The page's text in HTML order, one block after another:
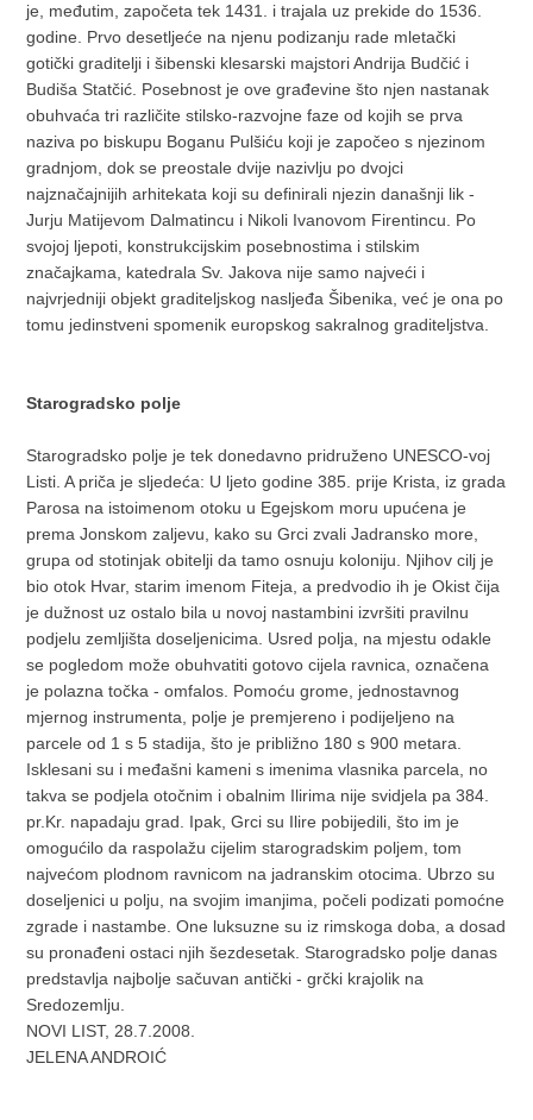
je, međutim, započeta tek 1431. i trajala uz prekide do 1536.
godine. Prvo desetljeće na njenu podizanju rade mletački
gotički graditelji i šibenski klesarski majstori Andrija Budčić i
Budiša Statčić. Posebnost je ove građevine što njen nastanak
obuhvaća tri različite stilsko-razvojne faze od kojih se prva
naziva po biskupu Boganu Pulšiću koji je započeo s njezinom
gradnjom, dok se preostale dvije nazivlju po dvojci
najznačajnijih arhitekata koji su definirali njezin današnji lik -
Jurju Matijevom Dalmatincu i Nikoli Ivanovom Firentincu. Po
svojoj ljepoti, konstrukcijskim posebnostima i stilskim
značajkama, katedrala Sv. Jakova nije samo najveći i
najvrjedniji objekt graditeljskog nasljeđa Šibenika, već je ona po
tomu jedinstveni spomenik europskog sakralnog graditeljstva.
Starogradsko polje
Starogradsko polje je tek donedavno pridruženo UNESCO-voj
Listi. A priča je sljedeća: U ljeto godine 385. prije Krista, iz grada
Parosa na istoimenom otoku u Egejskom moru upućena je
prema Jonskom zaljevu, kako su Grci zvali Jadransko more,
grupa od stotinjak obitelji da tamo osnuju koloniju. Njihov cilj je
bio otok Hvar, starim imenom Fiteja, a predvodio ih je Okist čija
je dužnost uz ostalo bila u novoj nastambini izvršiti pravilnu
podjelu zemljišta doseljenicima. Usred polja, na mjestu odakle
se pogledom može obuhvatiti gotovo cijela ravnica, označena
je polazna točka - omfalos. Pomoću grome, jednostavnog
mjernog instrumenta, polje je premjereno i podijeljeno na
parcele od 1 s 5 stadija, što je približno 180 s 900 metara.
Isklesani su i međašni kameni s imenima vlasnika parcela, no
takva se podjela otočnim i obalnim Ilirima nije svidjela pa 384.
pr.Kr. napadaju grad. Ipak, Grci su Ilire pobijedili, što im je
omogućilo da raspolažu cijelim starogradskim poljem, tom
najvećom plodnom ravnicom na jadranskim otocima. Ubrzo su
doseljenici u polju, na svojim imanjima, počeli podizati pomoćne
zgrade i nastambe. One luksuzne su iz rimskoga doba, a dosad
su pronađeni ostaci njih šezdesetak. Starogradsko polje danas
predstavlja najbolje sačuvan antički - grčki krajolik na
Sredozemlju.
NOVI LIST, 28.7.2008.
JELENA ANDROIĆ